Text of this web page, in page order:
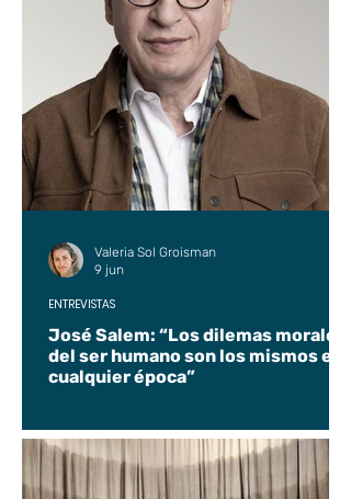
José Salem: “Los dilemas morales
del ser humano son los mismos en
cualquier época”
ENTREVISTAS
Valeria Sol Groisman
9 jun